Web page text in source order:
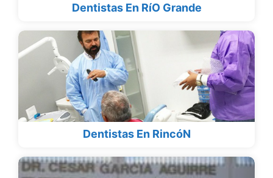
Dentistas En RíO Grande
Dentistas En RincóN